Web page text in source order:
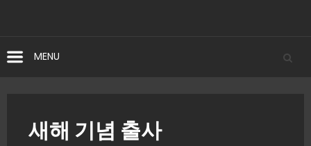
새해 기념 출사